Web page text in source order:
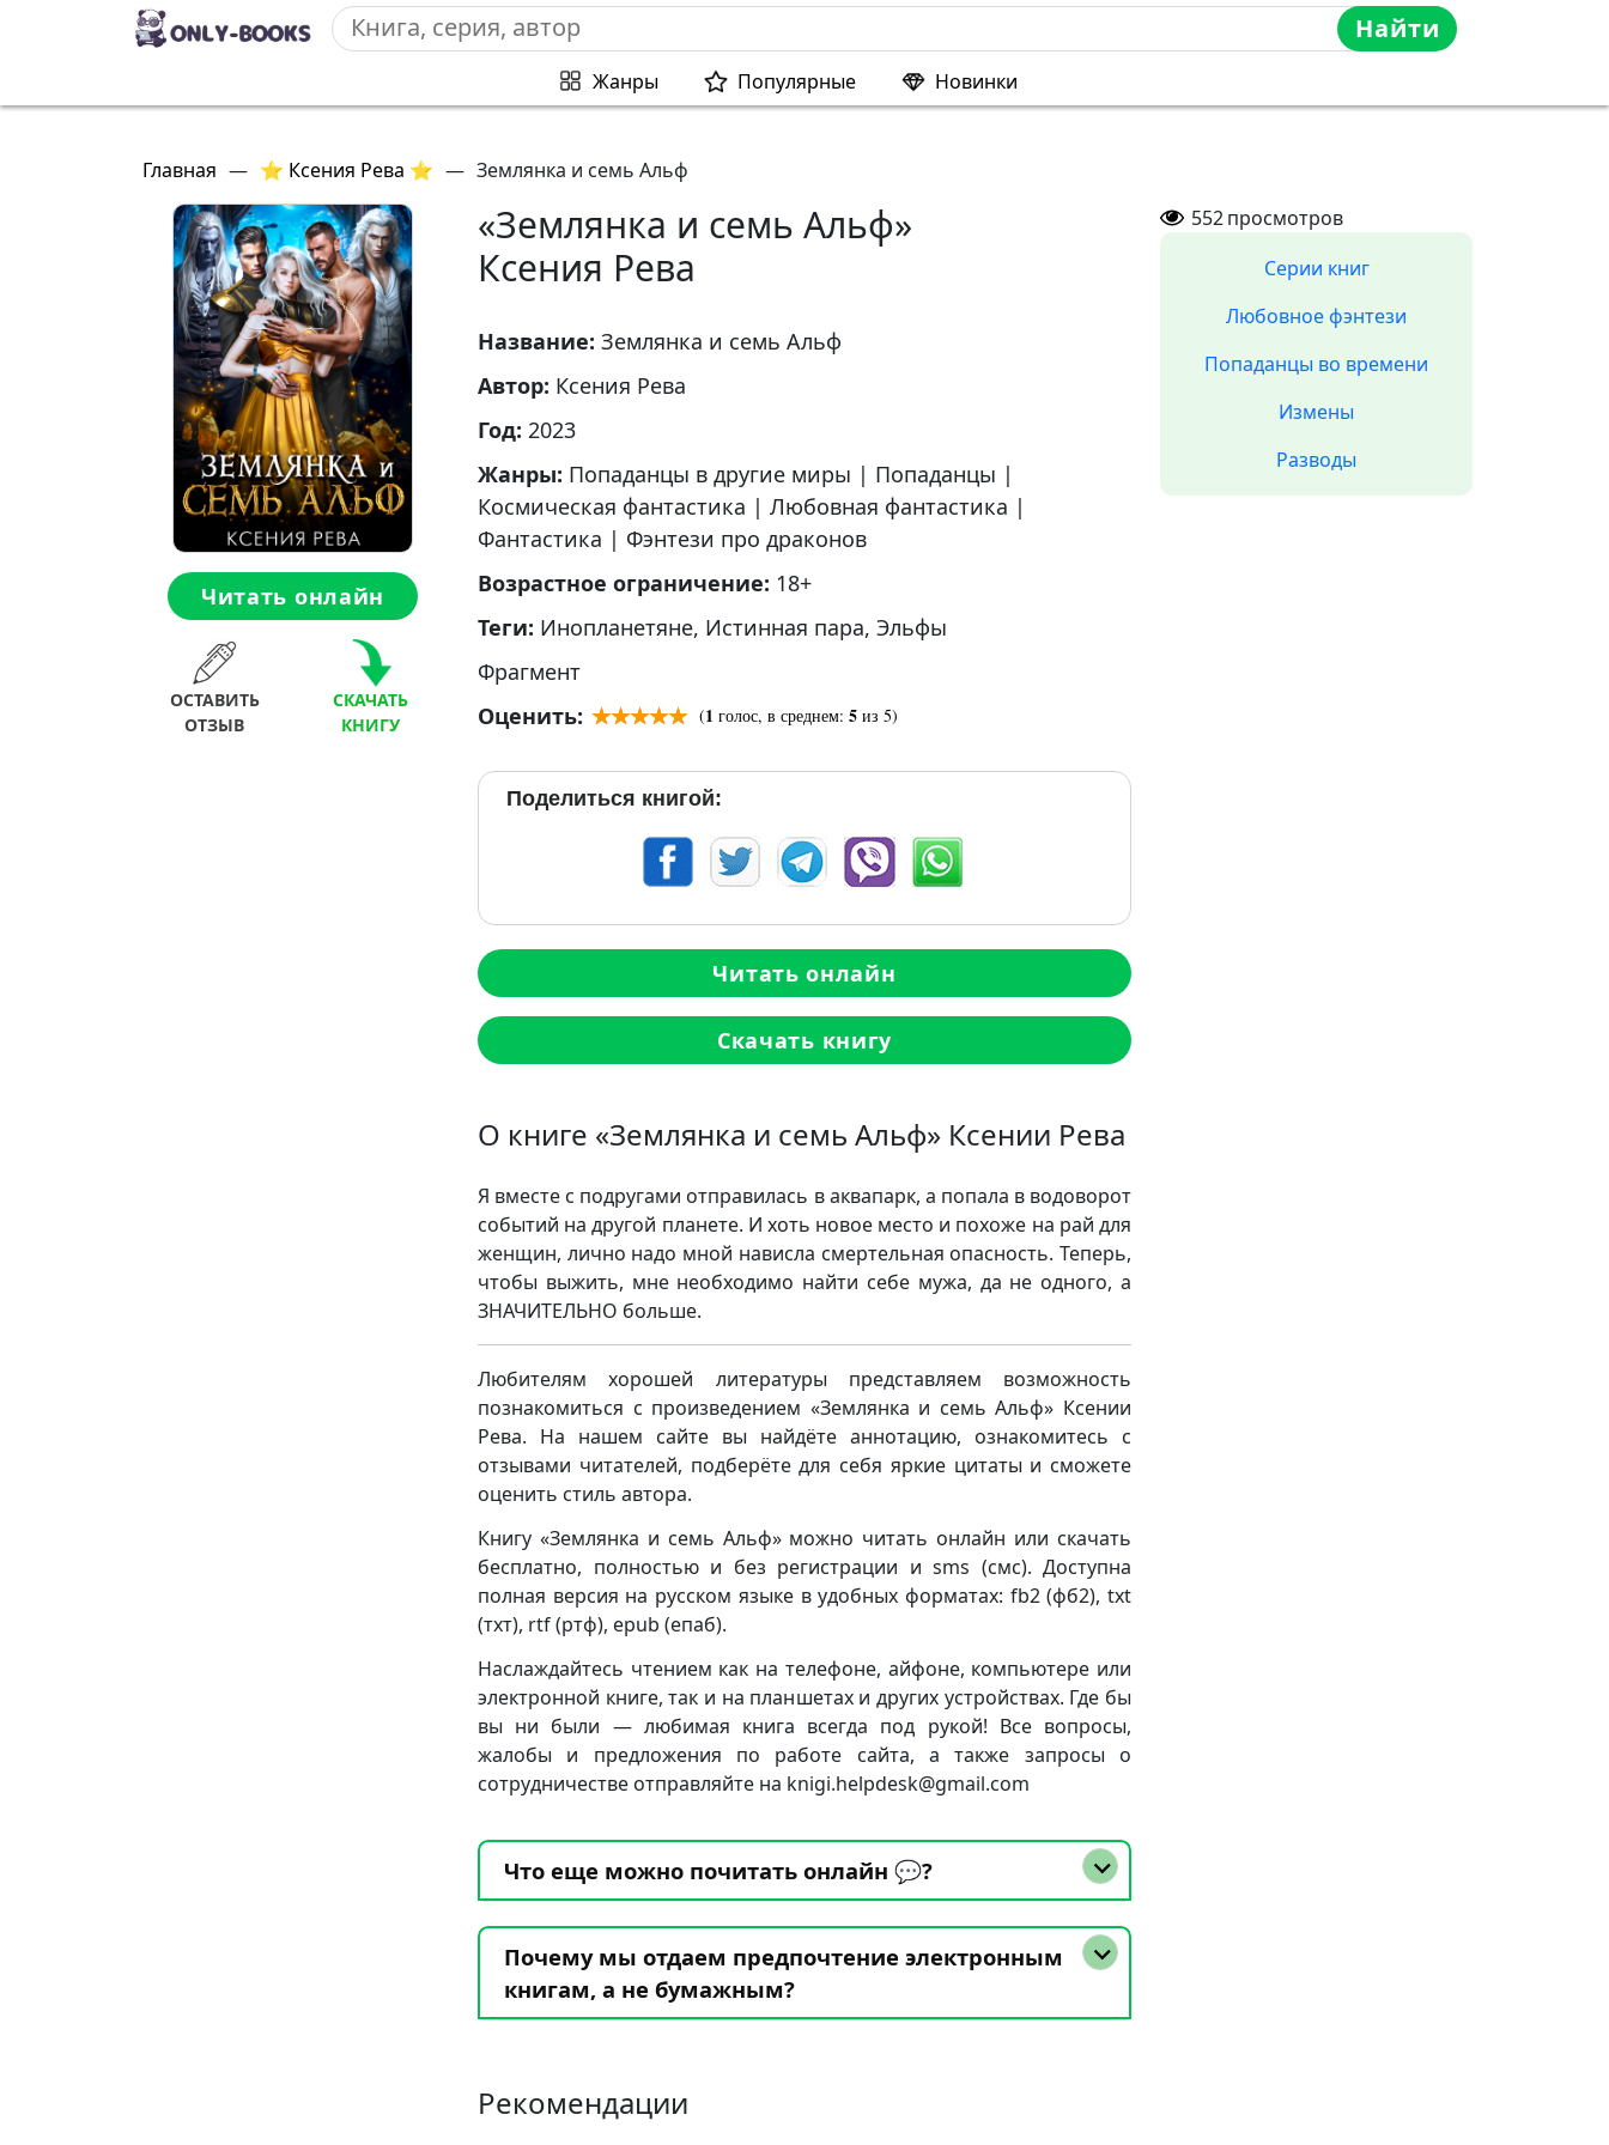
Найти
Жанры Популярные Новинки
Главная — ⭐ Ксения Рева ⭐ — Землянка и семь Альф
Читать онлайн
ОСТАВИТЬ
ОТЗЫВ
СКАЧАТЬ
КНИГУ
«Землянка и семь Альф»
Ксения Рева
Название: Землянка и семь Альф
Автор: Ксения Рева
Год: 2023
Жанры: Попаданцы в другие миры | Попаданцы |
Космическая фантастика | Любовная фантастика |
Фантастика | Фэнтези про драконов
Возрастное ограничение: 18+
Теги: Инопланетяне, Истинная пара, Эльфы
Фрагмент
Оценить:
(1 голос, в среднем: 5 из 5)
Поделиться книгой:
Читать онлайн
Скачать книгу
О книге «Землянка и семь Альф» Ксении Рева
Я вместе с подругами отправилась в аквапарк, а попала в водоворот
событий на другой планете. И хоть новое место и похоже на рай для
женщин, лично надо мной нависла смертельная опасность. Теперь,
чтобы выжить, мне необходимо найти себе мужа, да не одного, а
ЗНАЧИТЕЛЬНО больше.
Любителям хорошей литературы представляем возможность
познакомиться с произведением «Землянка и семь Альф» Ксении
Рева. На нашем сайте вы найдёте аннотацию, ознакомитесь с
отзывами читателей, подберёте для себя яркие цитаты и сможете
оценить стиль автора.
Книгу «Землянка и семь Альф» можно читать онлайн или скачать
бесплатно, полностью и без регистрации и sms (смс). Доступна
полная версия на русском языке в удобных форматах: fb2 (фб2), txt
(тхт), rtf (ртф), epub (епаб).
Наслаждайтесь чтением как на телефоне, айфоне, компьютере или
электронной книге, так и на планшетах и других устройствах. Где бы
вы ни были — любимая книга всегда под рукой! Все вопросы,
жалобы и предложения по работе сайта, а также запросы о
сотрудничестве отправляйте на knigi.helpdesk@gmail.com
Что еще можно почитать онлайн 💬?
Почему мы отдаем предпочтение электронным
книгам, а не бумажным?
Рекомендации
552просмотров
Серии книг
Любовное фэнтези
Попаданцы во времени
Измены
Разводы